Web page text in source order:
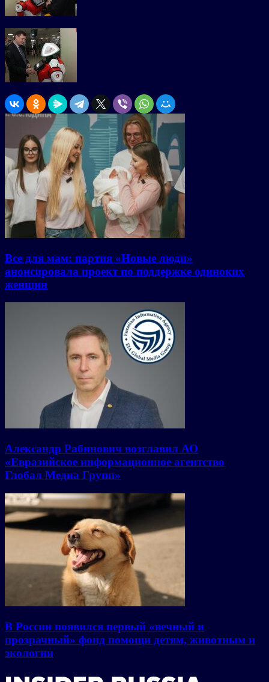
Все для мам: партия «Новые люди»
анонсировала проект по поддержке одиноких
женщин
Александр Рабинович возглавил АО
«Евразийское информационное агентство
Глобал Медиа Групп»
В России появился первый «вечный и
прозрачный» фонд помощи детям, животным и
экологии